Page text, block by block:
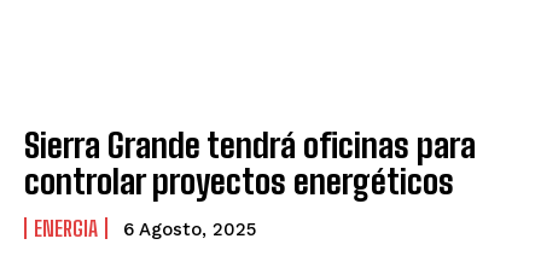
Sierra Grande tendrá oficinas para
controlar proyectos energéticos
ENERGIA 6 Agosto, 2025